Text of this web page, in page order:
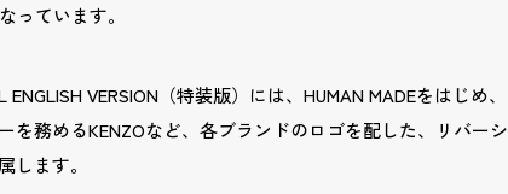
っています。
VERSION（特装版）には、HUMAN MADEをはじめ、
を務めるKENZOなど、各ブランドのロゴを配した、リバーシ
します。